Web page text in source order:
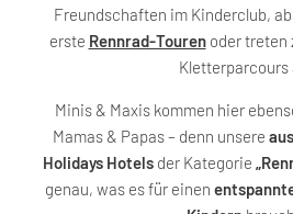
Freundschaften im Kinderclub,
erste Rennrad-Tourenoder treten
Kletterparcours
Minis & Maxis kommen hier
Mamas & Papas – denn unsere
Holidays Hotels der Kategorie
genau, was es für einen